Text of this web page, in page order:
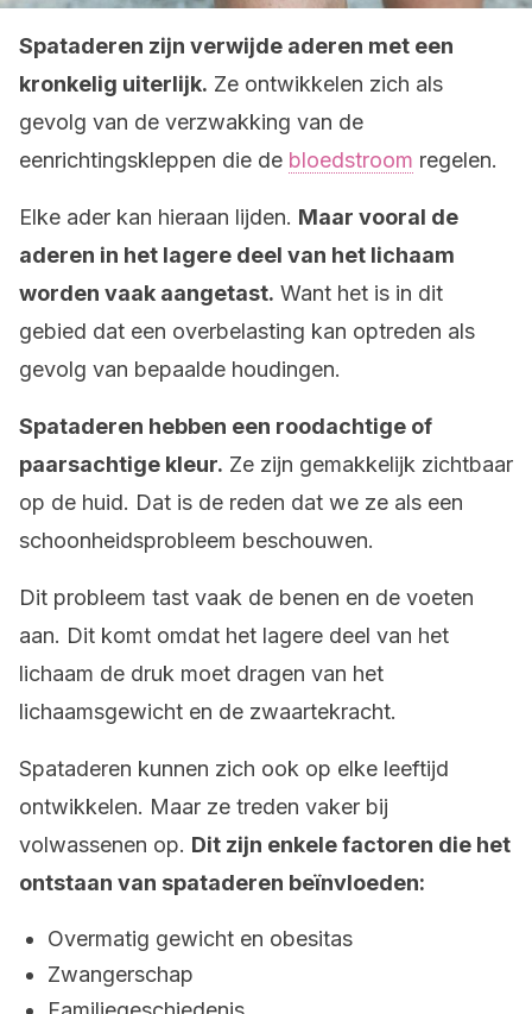
Spataderen zijn verwijde aderen met een
kronkelig uiterlijk. Ze ontwikkelen zich als
gevolg van de verzwakking van de
eenrichtingskleppen die de bloedstroom regelen.
Elke ader kan hieraan lijden. Maar vooral de
aderen in het lagere deel van het lichaam
worden vaak aangetast. Want het is in dit
gebied dat een overbelasting kan optreden als
gevolg van bepaalde houdingen.
Spataderen hebben een roodachtige of
paarsachtige kleur. Ze zijn gemakkelijk zichtbaar
op de huid. Dat is de reden dat we ze als een
schoonheidsprobleem beschouwen.
Dit probleem tast vaak de benen en de voeten
aan. Dit komt omdat het lagere deel van het
lichaam de druk moet dragen van het
lichaamsgewicht en de zwaartekracht.
Spataderen kunnen zich ook op elke leeftijd
ontwikkelen. Maar ze treden vaker bij
volwassenen op. Dit zijn enkele factoren die het
ontstaan van spataderen beïnvloeden:
Overmatig gewicht en obesitas
Zwangerschap